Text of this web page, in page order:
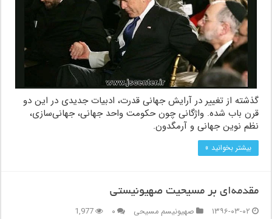
گذشته از تغییر در آرایش جهانی قدرت، ادبیات جدیدی در این دو
قرن باب شده. واژگانی چون حکومت واحد جهانی، جهانی‌سازی،
نظم نوین جهانی و آرمگدون.
بیشتر بخوانید »
مقدمه‌ای بر مسیحیت صهیونیستی
۱۳۹۶-۰۳-۰۲
صهیونیسم مسیحی ۰ 1,977